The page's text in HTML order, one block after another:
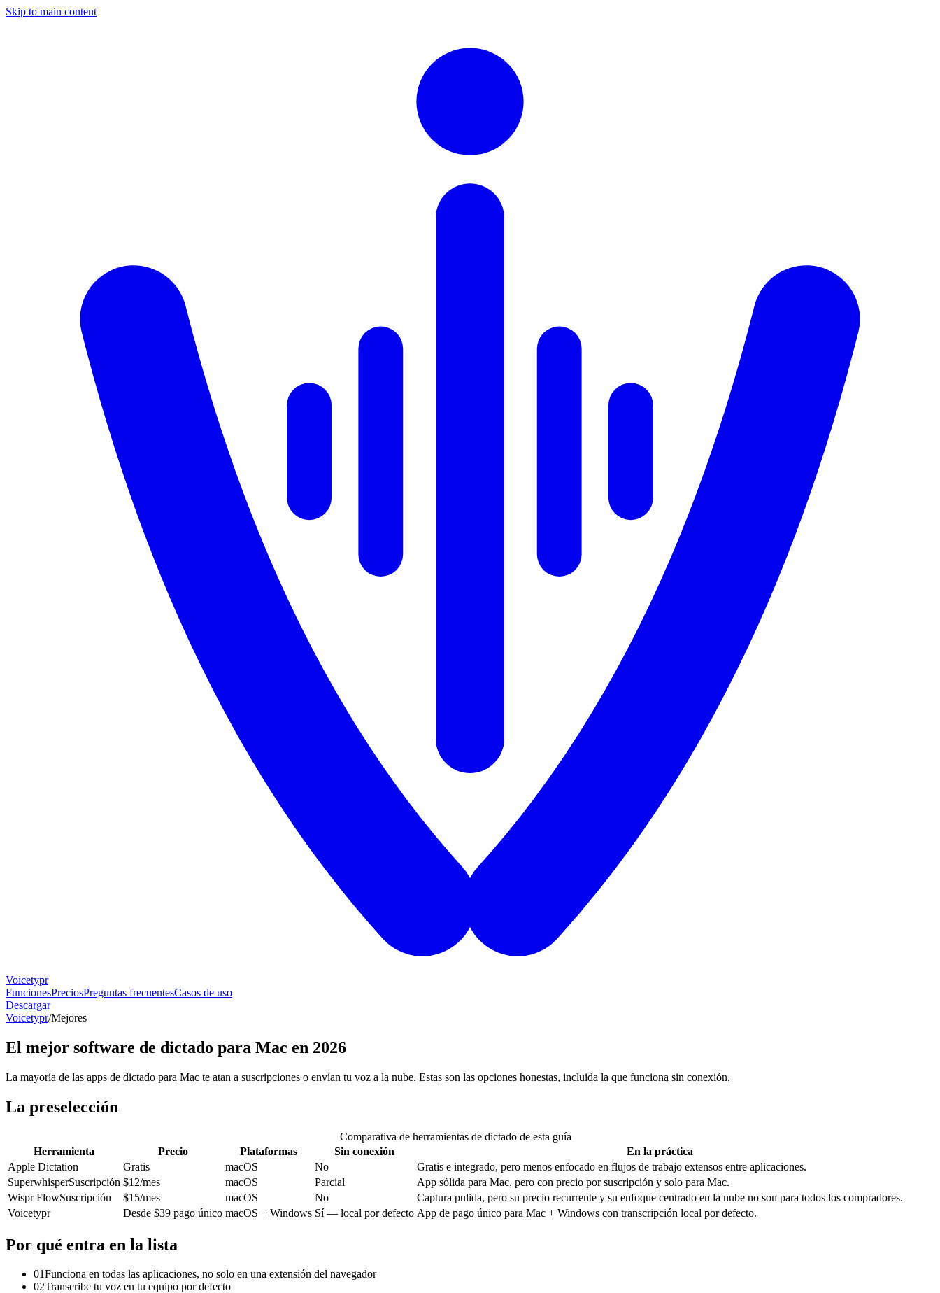
Skip to main content
Voicetypr
FuncionesPreciosPreguntas frecuentesCasos de uso
Descargar
Voicetypr/Mejores
El mejor software de dictado para Mac en 2026
La mayoría de las apps de dictado para Mac te atan a suscripciones o envían tu voz a la nube. Estas son las opciones honestas, incluida la que funciona sin conexión.
La preselección
Comparativa de herramientas de dictado de esta guía
Herramienta
Precio Plataformas Sin conexión
En la práctica
Apple Dictation
Gratis macOS No
Gratis e integrado, pero menos enfocado en flujos de trabajo extensos entre aplicaciones.
SuperwhisperSuscripción $12/mes macOS Parcial
App sólida para Mac, pero con precio por suscripción y solo para Mac.
Wispr FlowSuscripción $15/mes macOS No
Captura pulida, pero su precio recurrente y su enfoque centrado en la nube no son para todos los compradores.
Voicetypr
Desde $39 pago único macOS + Windows Sí — local por defecto App de pago único para Mac + Windows con transcripción local por defecto.
Por qué entra en la lista
01Funciona en todas las aplicaciones, no solo en una extensión del navegador
02Transcribe tu voz en tu equipo por defecto